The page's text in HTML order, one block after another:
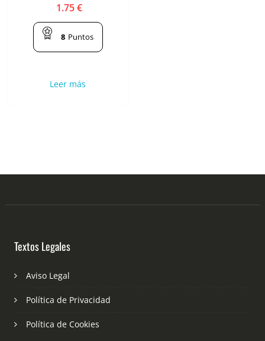
1.75€
8 Puntos
Leer más
Textos Legales
Aviso Legal
Política de Privacidad
Política de Cookies